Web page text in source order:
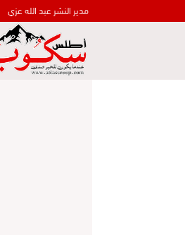
مدير النشر عبد الله عزي